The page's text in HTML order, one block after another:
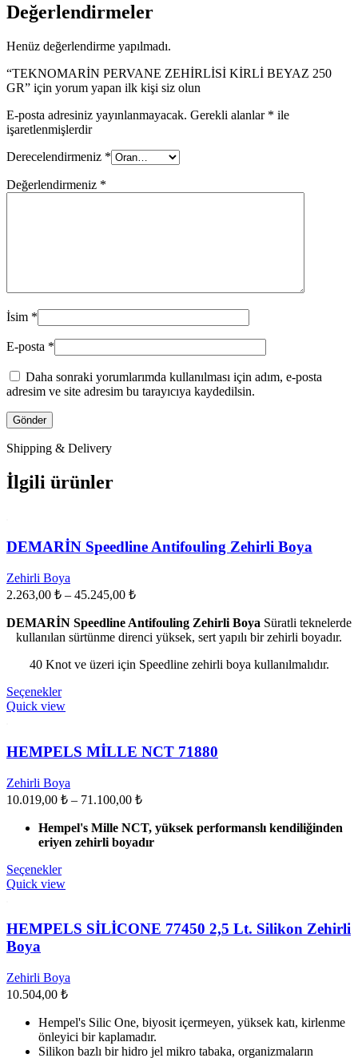
Değerlendirmeler
Henüz değerlendirme yapılmadı.
“TEKNOMARİN PERVANE ZEHİRLİSİ KİRLİ BEYAZ 250
GR” için yorum yapan ilk kişi siz olun
E-posta adresiniz yayınlanmayacak. Gerekli alanlar * ile
işaretlenmişlerdir
Derecelendirmeniz *
Değerlendirmeniz *
İsim *
E-posta *
Daha sonraki yorumlarımda kullanılması için adım, e-posta
adresim ve site adresim bu tarayıcıya kaydedilsin.
Shipping & Delivery
İlgili ürünler
DEMARİN Speedline Antifouling Zehirli Boya
Zehirli Boya
2.263,00 ₺ – 45.245,00 ₺Fiyat
2.263,00 ₺
-
DEMARİN Speedline Antifouling Zehirli Boya Süratli teknelerde
kullanılan sürtünme direnci yüksek, sert yapılı bir zehirli boyadır.
40 Knot ve üzeri için Speedline zehirli boya kullanılmalıdır.
SeçeneklerBu
ürünün
varyasyonu
var.
ürün
sayfasından
seçilebilir
Quick view
HEMPELS MİLLE NCT 71880
Zehirli Boya
10.019,00 ₺ – 71.100,00 ₺Fiyat
10.019,00 ₺
-
Hempel's Mille NCT, yüksek performanslı kendiliğinden
eriyen zehirli boyadır
SeçeneklerBu
ürünün
varyasyonu
sayfasından
seçilebilir
Quick view
HEMPELS SİLİCONE 77450 2,5 Lt. Silikon Zehirli
Boya
Zehirli Boya
10.504,00 ₺
Hempel's Silic One, biyosit içermeyen, yüksek katı, kirlenme
önleyici bir kaplamadır.
Silikon bazlı bir hidro jel mikro tabaka, organizmaların